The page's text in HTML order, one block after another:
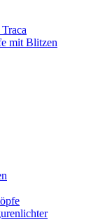
mit Blitzen